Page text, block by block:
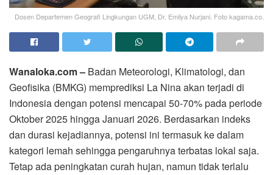
Dosen Departemen Geografi Lingkungan UGM, Dr. Emilya Nurjani. Foto kagama.co.
Wanaloka.com – Badan Meteorologi, Klimatologi, dan
Geofisika (BMKG) memprediksi La Nina akan terjadi di
Indonesia dengan potensi mencapai 50-70% pada periode
Oktober 2025 hingga Januari 2026. Berdasarkan indeks
dan durasi kejadiannya, potensi ini termasuk ke dalam
kategori lemah sehingga pengaruhnya terbatas lokal saja.
Tetap ada peningkatan curah hujan, namun tidak terlalu